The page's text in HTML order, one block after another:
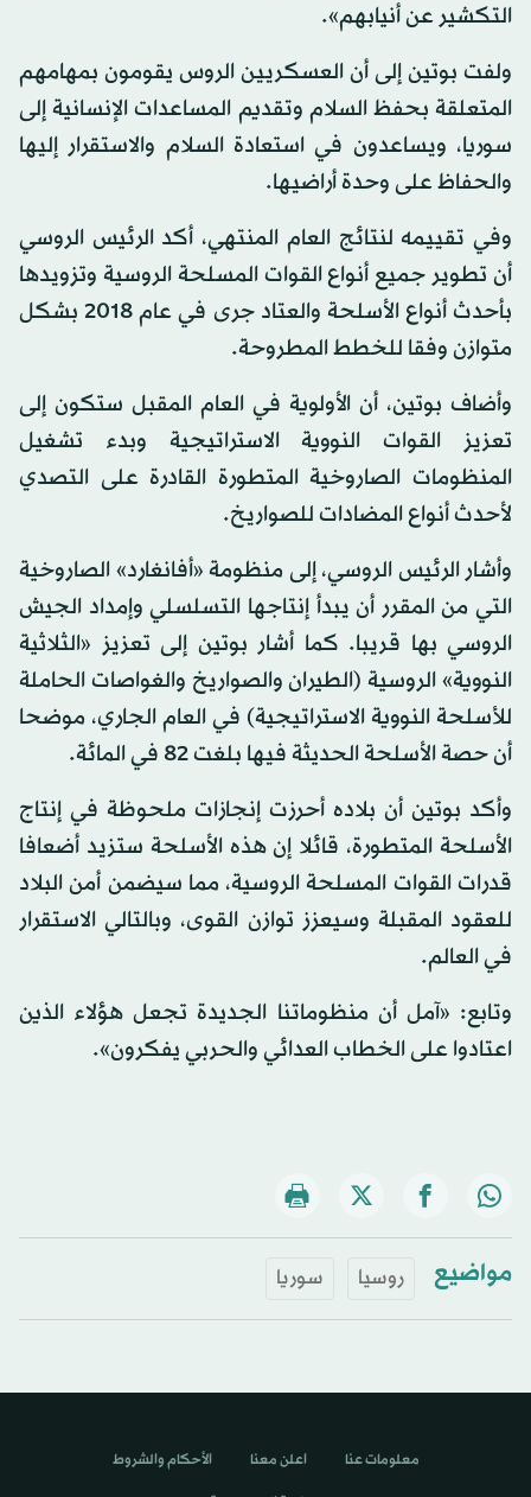
التكشير عن أنيابهم».
ولفت بوتين إلى أن العسكريين الروس يقومون بمهامهم
المتعلقة بحفظ السلام وتقديم المساعدات الإنسانية إلى
سوريا، ويساعدون في استعادة السلام والاستقرار إليها
والحفاظ على وحدة أراضيها.
وفي تقييمه لنتائج العام المنتهي، أكد الرئيس الروسي
أن تطوير جميع أنواع القوات المسلحة الروسية وتزويدها
بأحدث أنواع الأسلحة والعتاد جرى في عام 2018 بشكل
متوازن وفقا للخطط المطروحة.
وأضاف بوتين، أن الأولوية في العام المقبل ستكون إلى
تعزيز القوات النووية الاستراتيجية وبدء تشغيل
المنظومات الصاروخية المتطورة القادرة على التصدي
لأحدث أنواع المضادات للصواريخ.
وأشار الرئيس الروسي، إلى منظومة «أفانغارد» الصاروخية
التي من المقرر أن يبدأ إنتاجها التسلسلي وإمداد الجيش
الروسي بها قريبا. كما أشار بوتين إلى تعزيز «الثلاثية
النووية» الروسية (الطيران والصواريخ والغواصات الحاملة
للأسلحة النووية الاستراتيجية) في العام الجاري، موضحا
أن حصة الأسلحة الحديثة فيها بلغت 82 في المائة.
وأكد بوتين أن بلاده أحرزت إنجازات ملحوظة في إنتاج
الأسلحة المتطورة، قائلا إن هذه الأسلحة ستزيد أضعافا
قدرات القوات المسلحة الروسية، مما سيضمن أمن البلاد
للعقود المقبلة وسيعزز توازن القوى، وبالتالي الاستقرار
في العالم.
وتابع: «آمل أن منظوماتنا الجديدة تجعل هؤلاء الذين
اعتادوا على الخطاب العدائي والحربي يفكرون».
مواضيع روسيا سوريا
معلومات عنا اعلن معنا الأحكام والشروط